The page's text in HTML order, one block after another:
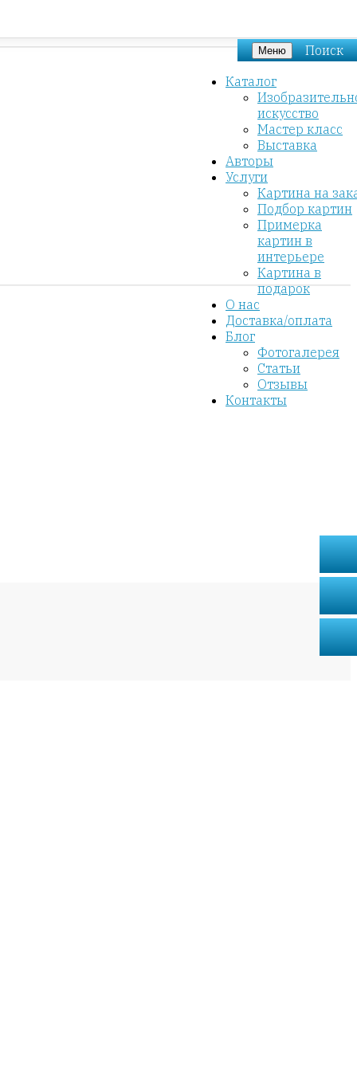
Меню
Поиск
Каталог
искусство
Мастер класс
Выставка
Авторы
Услуги
Картина на
Подбор картин
Примерка
картин в
интерьере
Картина в
подарок
О нас
Доставка/оплата
Блог
Фотогалерея
Статьи
Отзывы
Контакты